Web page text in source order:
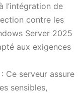
l’intégration de
contre les
Server 2025
aux exigences
: Ce serveur assure
sensibles,